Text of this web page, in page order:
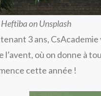
on Unsplash
3 ans,
l’avent, où on donne à
cette année !